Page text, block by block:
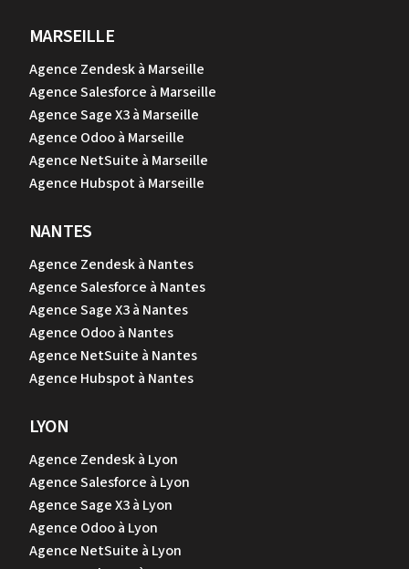
MARSEILLE
Agence Zendesk à Marseille
Agence Salesforce à Marseille
Agence Sage X3 à Marseille
Agence Odoo à Marseille
Agence NetSuite à Marseille
Agence Hubspot à Marseille
NANTES
Agence Zendesk à Nantes
Agence Salesforce à Nantes
Agence Sage X3 à Nantes
Agence Odoo à Nantes
Agence NetSuite à Nantes
Agence Hubspot à Nantes
LYON
Agence Zendesk à Lyon
Agence Salesforce à Lyon
Agence Sage X3 à Lyon
Agence Odoo à Lyon
Agence NetSuite à Lyon